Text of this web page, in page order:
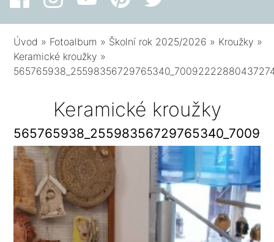
Úvod » Fotoalbum » Školní rok 2025/2026 » Kroužky »
Keramické kroužky »
Keramické kroužky